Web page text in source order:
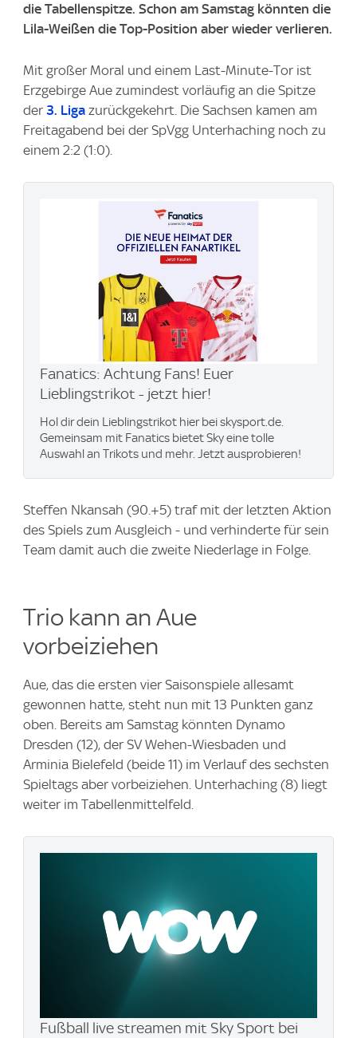
die Tabellenspitze. Schon am Samstag könnten die
Lila-Weißen die Top-Position aber wieder verlieren.
Mit großer Moral und einem Last-Minute-Tor ist
Erzgebirge Aue zumindest vorläufig an die Spitze
der 3. Liga zurückgekehrt. Die Sachsen kamen am
Freitagabend bei der SpVgg Unterhaching noch zu
einem 2:2 (1:0).
Fanatics: Achtung Fans! Euer
Lieblingstrikot - jetzt hier!
Hol dir dein Lieblingstrikot hier bei skysport.de.
Gemeinsam mit Fanatics bietet Sky eine tolle
Auswahl an Trikots und mehr. Jetzt ausprobieren!
Steffen Nkansah (90.+5) traf mit der letzten Aktion
des Spiels zum Ausgleich - und verhinderte für sein
Team damit auch die zweite Niederlage in Folge.
Trio kann an Aue
vorbeiziehen
Aue, das die ersten vier Saisonspiele allesamt
gewonnen hatte, steht nun mit 13 Punkten ganz
oben. Bereits am Samstag könnten Dynamo
Dresden (12), der SV Wehen-Wiesbaden und
Arminia Bielefeld (beide 11) im Verlauf des sechsten
Spieltags aber vorbeiziehen. Unterhaching (8) liegt
weiter im Tabellenmittelfeld.
Fußball live streamen mit Sky Sport bei